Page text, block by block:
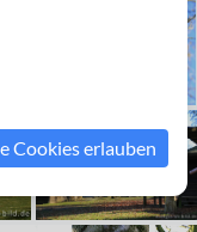
Cookies erlauben